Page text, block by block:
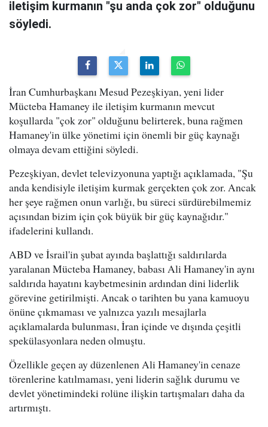
iletişim kurmanın "şu anda çok zor" olduğunu
söyledi.
İran Cumhurbaşkanı Mesud Pezeşkiyan, yeni lider
Mücteba Hamaney ile iletişim kurmanın mevcut
koşullarda "çok zor" olduğunu belirterek, buna rağmen
Hamaney'in ülke yönetimi için önemli bir güç kaynağı
olmaya devam ettiğini söyledi.
Pezeşkiyan, devlet televizyonuna yaptığı açıklamada, "Şu
anda kendisiyle iletişim kurmak gerçekten çok zor. Ancak
her şeye rağmen onun varlığı, bu süreci sürdürebilmemiz
açısından bizim için çok büyük bir güç kaynağıdır."
ifadelerini kullandı.
ABD ve İsrail'in şubat ayında başlattığı saldırılarda
yaralanan Mücteba Hamaney, babası Ali Hamaney'in aynı
saldırıda hayatını kaybetmesinin ardından dini liderlik
görevine getirilmişti. Ancak o tarihten bu yana kamuoyu
önüne çıkmaması ve yalnızca yazılı mesajlarla
açıklamalarda bulunması, İran içinde ve dışında çeşitli
spekülasyonlara neden olmuştu.
Özellikle geçen ay düzenlenen Ali Hamaney'in cenaze
törenlerine katılmaması, yeni liderin sağlık durumu ve
devlet yönetimindeki rolüne ilişkin tartışmaları daha da
artırmıştı.